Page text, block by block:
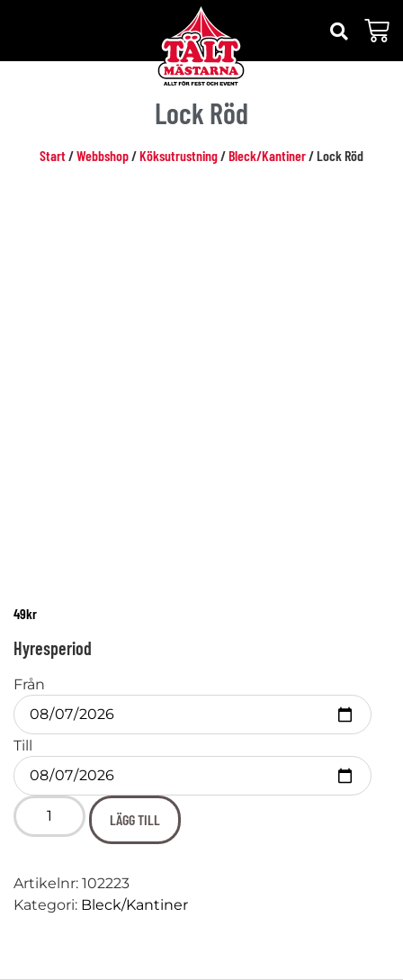
Lock Röd
Start/Webbshop/Köksutrustning/Bleck/Kantiner/ Lock Röd
49kr
Hyresperiod
Från
Till
LÄGG TILL
Artikelnr: 102223
Kategori: Bleck/Kantiner